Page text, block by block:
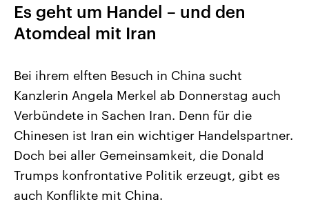
Landtagswahl Sachsen-Anhalt
2026
Alle Informationen
Sachsen-Anhalt wählt am 6.
September 2026 einen neuen
Landtag. Seit 2021 wird das
Bundesland von einer Koalition aus
CDU, SPD und FDP regiert.-
Umfragen, Prognosen,
Aktuelle Beiträge,
Hintergründe
Wirtschaftlich und
gehören die Vereinigten
den mächtigsten Ländern
mit großem Einfluss auf
aktuelle Weltgeschehen.
Es geht um Handel – und den
Atomdeal mit Iran
Bei ihrem elften Besuch in China sucht
Kanzlerin Angela Merkel ab Donnerstag auch
Verbündete in Sachen Iran. Denn für die
Chinesen ist Iran ein wichtiger Handelspartner.
Doch bei aller Gemeinsamkeit, die Donald
Trumps konfrontative Politik erzeugt, gibt es
auch Konflikte mit China.